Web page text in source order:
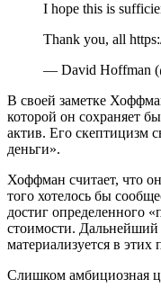
I hope this is
Thank you, all
— David Hoffman
В своей заметке
которой он сохраняет
актив. Его скептицизм
деньги».
Хоффман считает, что
того хотелось бы
достиг определенного
стоимости. Дальнейший
материализуется в этих
Слишком амбициозная